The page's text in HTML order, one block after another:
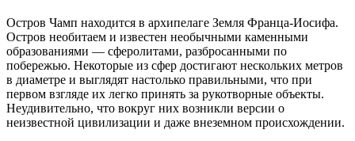
Остров Чамп находится в архипелаге Земля Франца-Иосифа.
Остров необитаем и известен необычными каменными
образованиями — сферолитами, разбросанными по
побережью. Некоторые из сфер достигают нескольких метров
в диаметре и выглядят настолько правильными, что при
первом взгляде их легко принять за рукотворные объекты.
Неудивительно, что вокруг них возникли версии о
неизвестной цивилизации и даже внеземном происхождении.